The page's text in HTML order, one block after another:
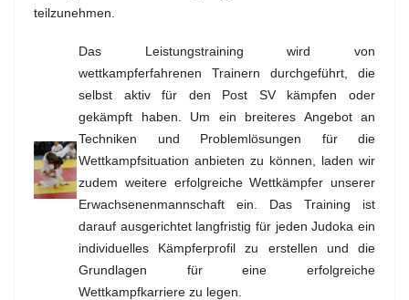
teilzunehmen.
Das Leistungstraining wird von
wettkampferfahrenen Trainern durchgeführt, die
selbst aktiv für den Post SV kämpfen oder
gekämpft haben. Um ein breiteres Angebot an
Techniken und Problemlösungen für die
Wettkampfsituation anbieten zu können, laden wir
zudem weitere erfolgreiche Wettkämpfer unserer
Erwachsenenmannschaft ein. Das Training ist
darauf ausgerichtet langfristig für jeden Judoka ein
individuelles Kämpferprofil zu erstellen und die
Grundlagen für eine erfolgreiche
Wettkampfkarriere zu legen.